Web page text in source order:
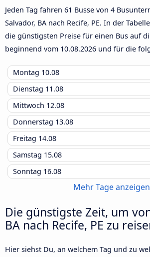
Jeden Tag fahren 61 Busse von 4
Salvador, BA nach Recife, PE. In der
die günstigsten Preise für einen Bus auf
beginnend vom 10.08.2026 und für die
Montag 10.08
Dienstag 11.08
Mittwoch 12.08
Donnerstag 13.08
Freitag 14.08
Samstag 15.08
Sonntag 16.08
Mehr Tage anzeigen
Die günstigste Zeit, um
BA nach Recife, PE zu
Hier siehst Du, an welchem Tag und zu